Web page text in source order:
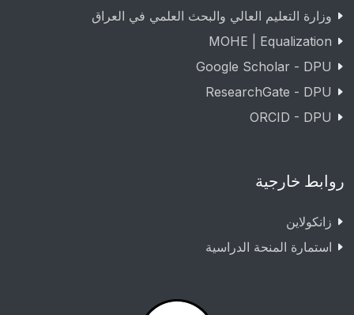
وزارة التعليم العالي والبحث العلمي في العراق
MOHE | Equalization
Google Scholar - DPU
ResearchGate - DPU
ORCID - DPU
روابط خارجية
زانکولاین
استمارة المنحة الدراسية